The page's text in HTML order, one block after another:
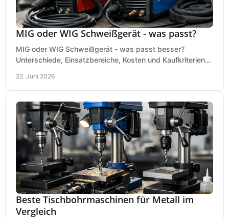
MIG oder WIG Schweißgerät - was passt?
MIG oder WIG Schweißgerät - was passt besser?
Unterschiede, Einsatzbereiche, Kosten und Kaufkriterien
22. Juni 2026
Beste Tischbohrmaschinen für Metall im
Vergleich